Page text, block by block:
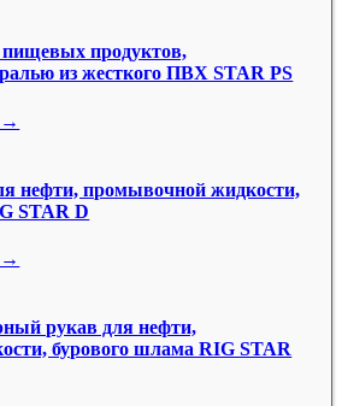
продуктов,
из жесткого ПВХ STAR PS
→
нефти, промывочной жидкости,
STAR D
→
рукав для нефти,
бурового шлама RIG STAR